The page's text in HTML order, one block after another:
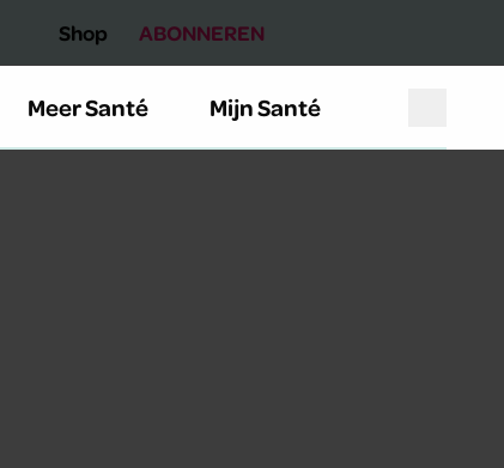
Shop ABONNEREN
Meer Santé Mijn Santé